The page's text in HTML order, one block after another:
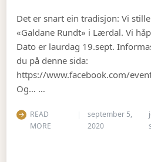
Det er snart ein tradisjon: Vi
«Galdane Rundt» i Lærdal. Vi
Dato er laurdag 19.sept.
du på denne sida:
https://www.facebook.com/
Og… …
READ
MORE
september 5,
2020
s